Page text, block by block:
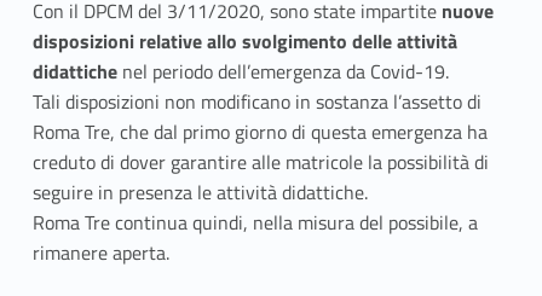
b
o
o
k
itt
er
Con il DPCM del 3/11/2020, sono state impartite nuove
disposizioni relative allo svolgimento delle attività
didattichenel periodo dell’emergenza da Covid-19.
Tali disposizioni non modificano in sostanza l’assetto di
Roma Tre, che dal primo giorno di questa emergenza ha
creduto di dover garantire alle matricole la possibilità di
seguire in presenza le attività didattiche.
Roma Tre continua quindi, nella misura del possibile, a
rimanere aperta.